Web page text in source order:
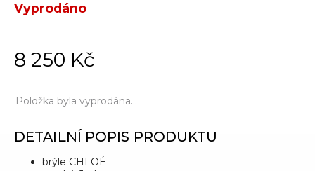
8 250 Kč
Vyprodáno
Položka byla vyprodána…
DETAILNÍ POPIS PRODUKTU
brýle CHLOÉ